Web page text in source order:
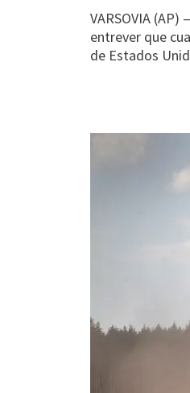
VARSOVIA
entrever que
de Estados